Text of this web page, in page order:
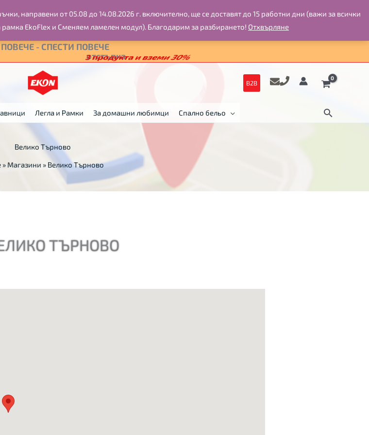
направени от 05.08 до 14.08.2026 г. включително, ще се доставят до 15 работни дни (важи за всички
EkoFlex и Сменяем ламелен модул). Благодарим за разбирането! Отхвърляне
- СПЕСТИ ПОВЕЧЕ
отстъпка
B2B
Легла и Рамки За домашни любимци Спално бельо
Велико Търново
» Магазини » Велико Търново
ТЪРНОВО